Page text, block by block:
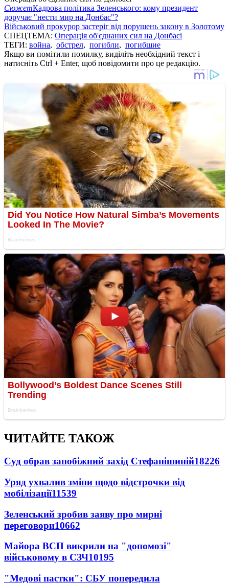
СюжетКадрова політика Зеленського: кому президент
доручає "нести мир на Донбас"?
Військовий прокурор застеріг від порушень закону в Золотому
СПЕЦТЕМА: Операція об'єднаних сил на Донбасі
ТЕГИ: война, обстрел, погибли, погибшие
Якщо ви помітили помилку, виділіть необхідний текст і
натисніть Ctrl + Enter, щоб повідомити про це редакцію.
ЧИТАЙТЕ ТАКОЖ
Суд обрав запобіжний захід Стефанішиній18226
Уряд ухвалив зміни щодо відстрочки від
мобілізації11539
Зеленський зробив заяву про мирні
переговори10662
Майора ВСП викрили на "допомозі"
військовому в СЗЧ10195
"Медові пастки": СБУ попередила